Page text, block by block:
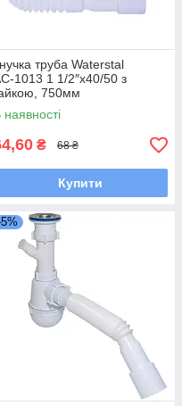
труба Waterstal
1013 1 1/2″х40/50 з
750мм
наявності
₴ 68 ₴
Купити